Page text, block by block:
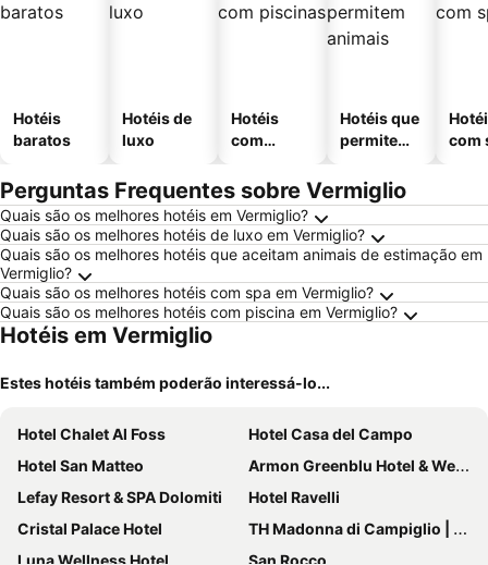
Hotéis
baratos
Hotéis de
luxo
Hotéis
com
Hotéis que
permitem
com
Perguntas Frequentes sobre Vermiglio
Quais são os melhores hotéis em Vermiglio?
Quais são os melhores hotéis de luxo em Vermiglio?
Quais são os melhores hotéis que aceitam animais de estimação em
Vermiglio?
Quais são os melhores hotéis com spa em Vermiglio?
Quais são os melhores hotéis com piscina em Vermiglio?
Hotéis em Vermiglio
Estes hotéis também poderão interessá-lo...
Hotel Chalet Al Foss
Hotel Casa del Campo
Hotel San Matteo
Armon Greenblu Hotel & Wellness
Lefay Resort & SPA Dolomiti
Hotel Ravelli
Cristal Palace Hotel
TH Madonna di Campiglio | Golf Hotel
Luna Wellness Hotel
San Rocco